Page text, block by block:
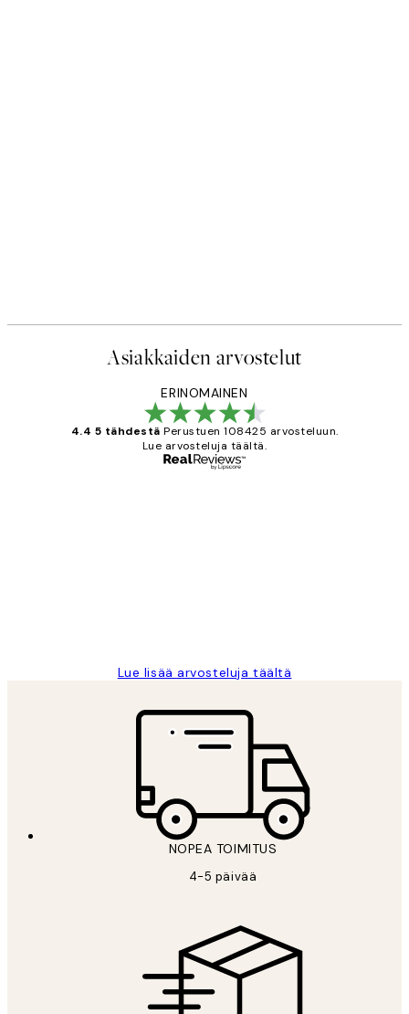
Asiakkaiden arvostelut
ERINOMAINEN
4.4 5 tähdestä Perustuen 108425 arvosteluun.
Lue arvosteluja täältä.
Lue lisää arvosteluja täältä
NOPEA TOIMITUS
4-5 päivää